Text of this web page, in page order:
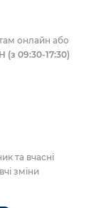
онлайн або
(з 09:30-17:30)
та вчасні
зміни